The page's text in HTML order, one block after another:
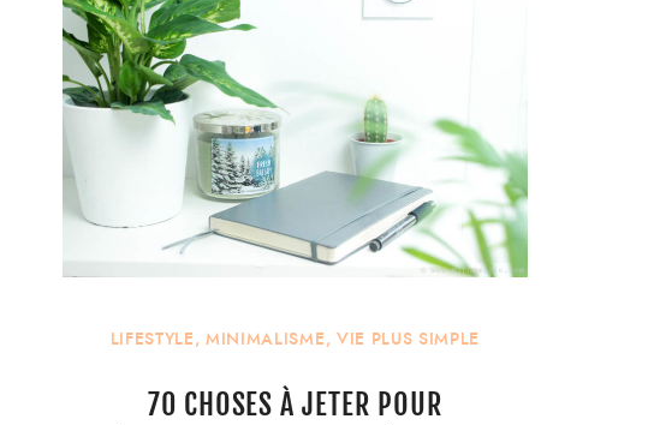
LIFESTYLE,MINIMALISME, VIE PLUS SIMPLE
70 CHOSES À JETER POUR